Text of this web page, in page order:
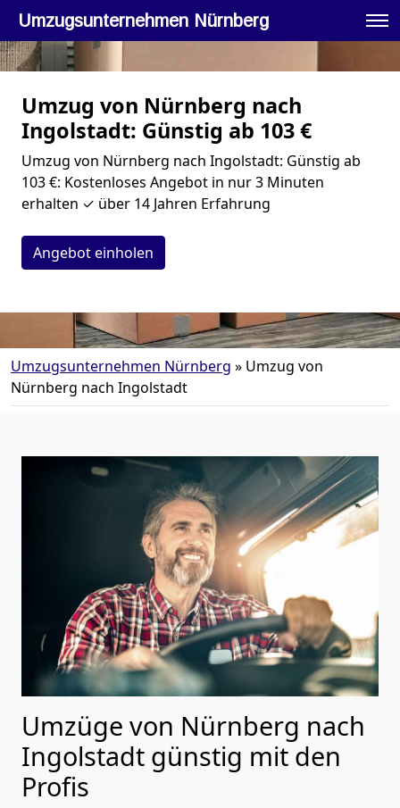
Umzugsunternehmen Nürnberg
Umzug von Nürnberg nach
Ingolstadt: Günstig ab 103 €
Umzug von Nürnberg nach Ingolstadt: Günstig ab
103 €: Kostenloses Angebot in nur 3 Minuten
erhalten ✓ über 14 Jahren Erfahrung
Angebot einholen
Umzugsunternehmen Nürnberg » Umzug von
Nürnberg nach Ingolstadt
Umzüge von Nürnberg nach
Ingolstadt günstig mit den
Profis